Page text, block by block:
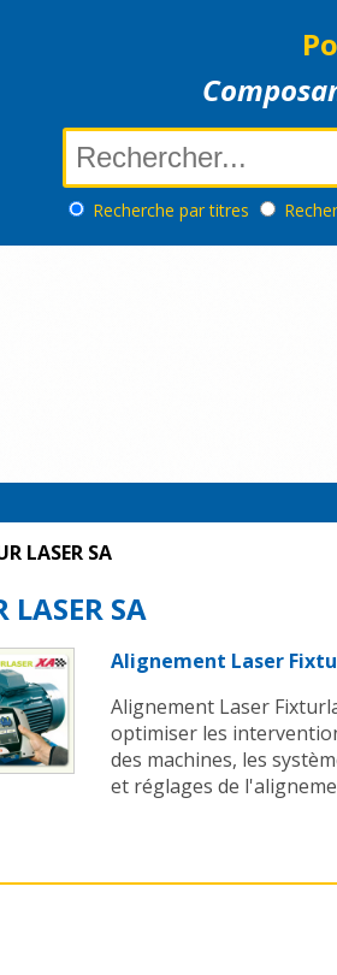
Recherche par titres
LASER SA
LASER SA
Alignement Laser
Alignement Laser
optimiser les
des machines, les
et réglages de